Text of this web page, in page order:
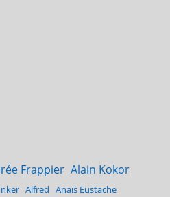
Frappier Alain Kokor
Alfred Anaïs Eustache